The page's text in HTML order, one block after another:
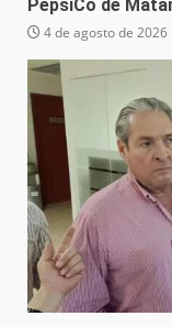
PepsiCo de
4 de agosto de 2026